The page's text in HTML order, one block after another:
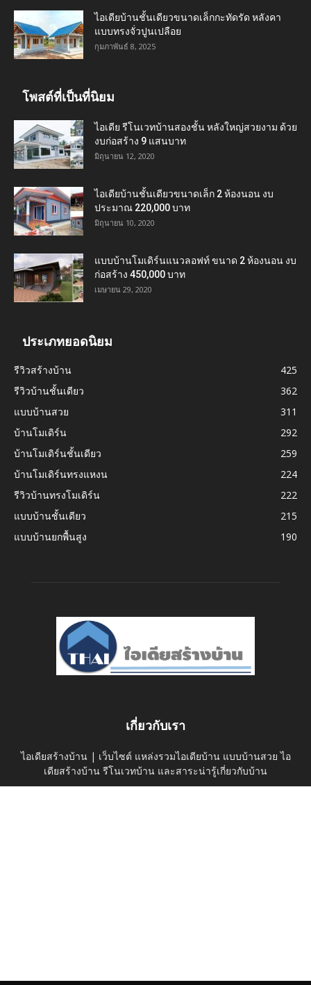
ไอเดียบ้านชั้นเดียวขนาดเล็กกะทัดรัด หลังคา
แบบทรงจั่วปูนเปลือย
กุมภาพันธ์ 8, 2025
โพสต์ที่เป็นที่นิยม
ไอเดีย รีโนเวทบ้านสองชั้น หลังใหญ่สวยงาม ด้วย
งบก่อสร้าง 9 แสนบาท
มิถุนายน 12, 2020
ไอเดียบ้านชั้นเดียวขนาดเล็ก 2 ห้องนอน งบ
ประมาณ 220,000 บาท
มิถุนายน 10, 2020
แบบบ้านโมเดิร์นแนวลอฟท์ ขนาด 2 ห้องนอน งบ
ก่อสร้าง 450,000 บาท
เมษายน 29, 2020
ประเภทยอดนิยม
รีวิวสร้างบ้าน
425
รีวิวบ้านชั้นเดียว
362
แบบบ้านสวย
311
บ้านโมเดิร์น
292
บ้านโมเดิร์นชั้นเดียว
259
บ้านโมเดิร์นทรงแหงน
224
รีวิวบ้านทรงโมเดิร์น
222
แบบบ้านชั้นเดียว
215
แบบบ้านยกพื้นสูง
190
เกี่ยวกับเรา
ไอเดียสร้างบ้าน | เว็บไซต์ แหล่งรวมไอเดียบ้าน แบบบ้านสวย ไอ
เดียสร้างบ้าน รีโนเวทบ้าน และสาระน่ารู้เกี่ยวกับบ้าน